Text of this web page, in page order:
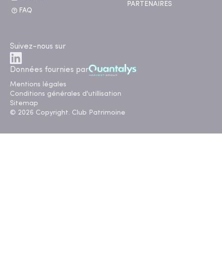
FAQ
PARTENAIRES
Suivez-nous sur
Données fournies par
Mentions légales
Conditions générales d'utillisation
Sitemap
© 2026 Copyright. Club Patrimoine